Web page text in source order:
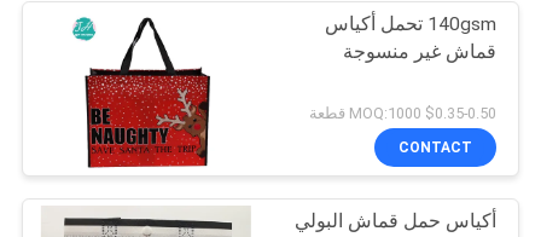
140gsm تحمل أكياس
قماش غير منسوجة
$0.35-0.50 MOQ:1000 قطعة
CONTACT
أكياس حمل قماش البولي